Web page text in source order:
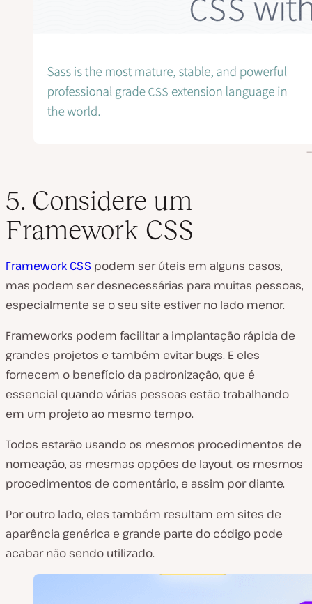
5. Considere um
Framework CSS
Framework CSS podem ser úteis em alguns casos,
mas podem ser desnecessárias para muitas pessoas,
especialmente se o seu site estiver no lado menor.
Frameworks podem facilitar a implantação rápida de
grandes projetos e também evitar bugs. E eles
fornecem o benefício da padronização, que é
essencial quando várias pessoas estão trabalhando
em um projeto ao mesmo tempo.
Todos estarão usando os mesmos procedimentos de
nomeação, as mesmas opções de layout, os mesmos
procedimentos de comentário, e assim por diante.
Por outro lado, eles também resultam em sites de
aparência genérica e grande parte do código pode
acabar não sendo utilizado.